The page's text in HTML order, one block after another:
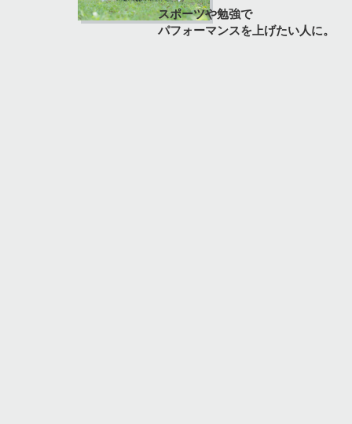
スポーツや勉強で
パフォーマンスを上げたい人に。